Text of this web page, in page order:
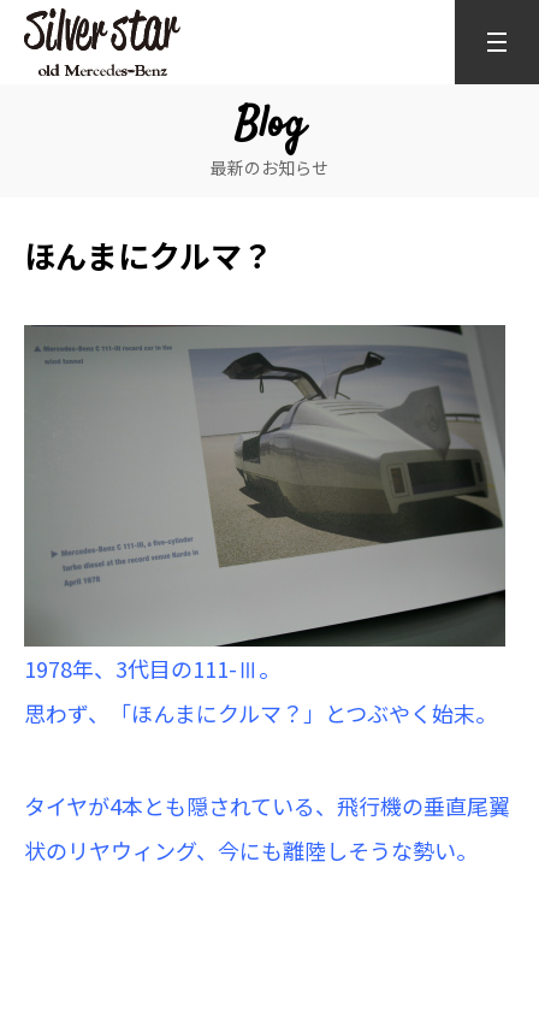
Blog
最新のお知らせ
ほんまにクルマ？
1978年、3代目の111-Ⅲ。
思わず、「ほんまにクルマ？」とつぶやく始末。
タイヤが4本とも隠されている、飛行機の垂直尾翼
状のリヤウィング、今にも離陸しそうな勢い。